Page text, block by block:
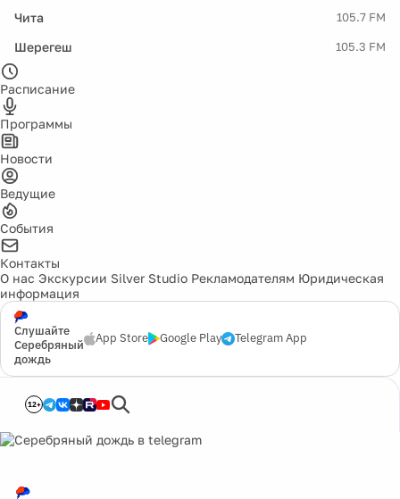
Чита 105.7 FM
Шерегеш 105.3 FM
Расписание
Программы
Новости
Ведущие
События
Контакты
О нас Экскурсии Silver Studio Рекламодателям Юридическая
информация
Слушайте
Серебряный
дождь
App Store Google Play Telegram App
12+